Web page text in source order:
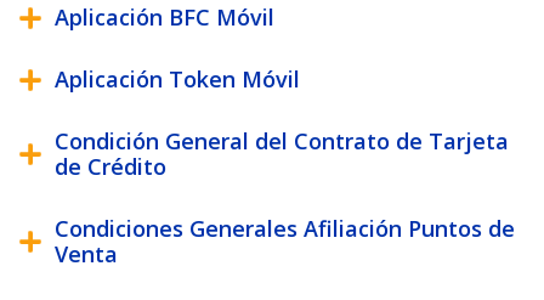
Aplicación BFC Móvil
Aplicación Token Móvil
Condición General del Contrato de Tarjeta
de Crédito
Condiciones Generales Afiliación Puntos de
Venta